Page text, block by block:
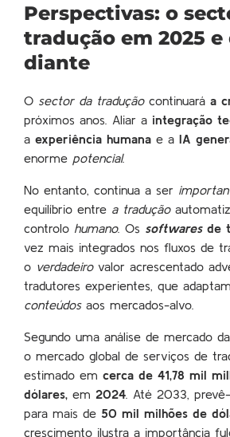
Perspectivas: o
tradução em 2025
diante
O sector da traduçãocontinuaráa
próximos anos. Aliar a integração
aexperiência humanae aIA
enorme potencial.
No entanto, continua a ser
equilíbrio entre a tradução
controlo humano. Os softwaresde
vez mais integrados nos fluxos de
o verdadeirovalor acrescentado
tradutores experientes, que adaptam
conteúdosaos mercados-alvo.
Segundo uma análise de mercado da
o mercado global de serviços de
estimado emcerca de 41,78 mil
dólares,em 2024 . Até 2033,
para mais de 50 mil milhões de
crescimento ilustra a importância